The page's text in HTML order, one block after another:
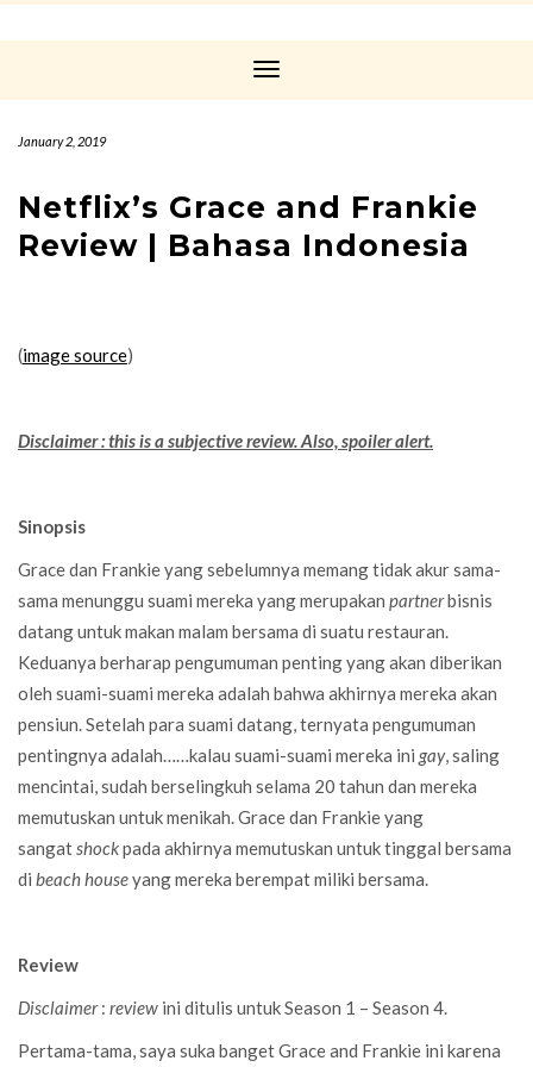
Toggle
January 2, 2019
Netflix’s Grace and Frankie
Review | Bahasa Indonesia
(image source)
Disclaimer : this is a subjective review. Also, spoiler alert.
Sinopsis
Grace dan Frankie yang sebelumnya memang tidak akur sama-
sama menunggu suami mereka yang merupakan partnerbisnis
datang untuk makan malam bersama di suatu restauran.
Keduanya berharap pengumuman penting yang akan diberikan
oleh suami-suami mereka adalah bahwa akhirnya mereka akan
pensiun. Setelah para suami datang, ternyata pengumuman
pentingnya adalah……kalau suami-suami mereka ini gay, saling
mencintai, sudah berselingkuh selama 20 tahun dan mereka
memutuskan untuk menikah. Grace dan Frankie yang
sangatshockpada akhirnya memutuskan untuk tinggal bersama
di beach houseyang mereka berempat miliki bersama.
Review
Disclaimer: review ini ditulis untuk Season 1 – Season 4.
Pertama-tama, saya suka banget Grace and Frankie ini karena